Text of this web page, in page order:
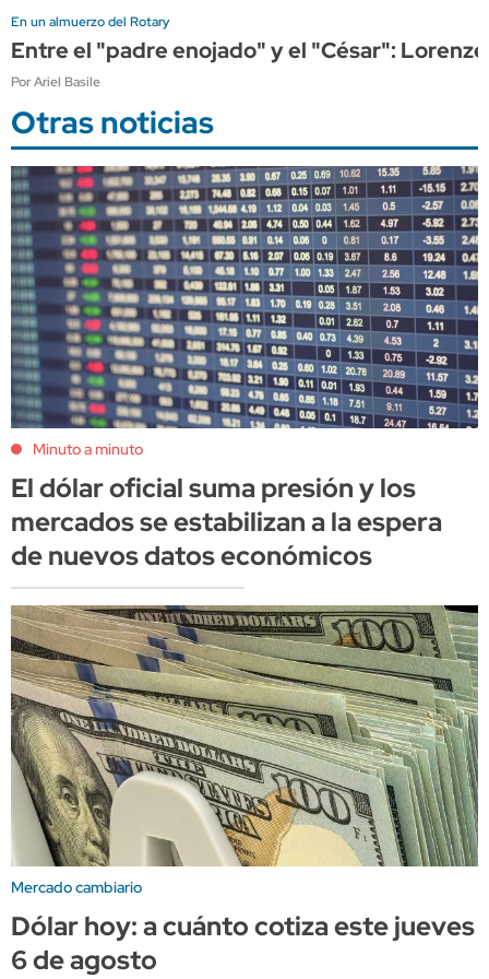
En un almuerzo del Rotary
Entre el "padre enojado" y el "César":
Por Ariel Basile
Otras noticias
Minuto a minuto
El dólar oficial suma presión y los
mercados se estabilizan a la espera
de nuevos datos económicos
Mercado cambiario
Dólar hoy: a cuánto cotiza este jueves
6 de agosto